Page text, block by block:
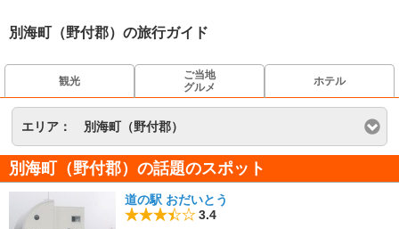
別海町（野付郡）の旅行ガイド
観光
ご当地
グルメ
ホテル
エリア： 別海町（野付郡）
別海町（野付郡）の話題のスポット
道の駅 おだいとう
3.4